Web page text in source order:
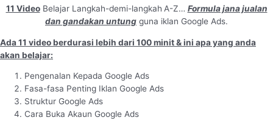
11 VideoBelajar Langkah-demi-langkah A-Z… Formula jana jualan
dan gandakan untung guna iklan Google Ads.
Ada 11 video berdurasi lebih dari 100 minit & ini apa yang anda
akan belajar:
Pengenalan Kepada Google Ads
Fasa-fasa Penting Iklan Google Ads
Struktur Google Ads
Cara Buka Akaun Google Ads